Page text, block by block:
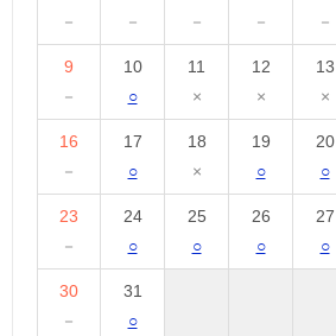
－
－
－
－
－
9
－
10
○
11
×
12
×
13
×
16
－
17
○
18
×
19
○
20
○
23
－
24
○
25
○
26
○
27
○
30
－
31
○